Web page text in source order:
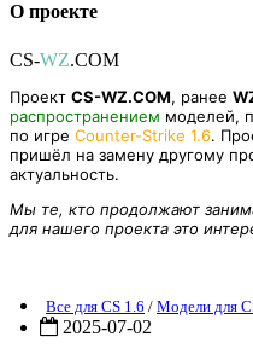
О проекте
CS-WZ.COM
Проект CS-WZ.COM, ранее
распространением моделей,
по игре Counter-Strike 1.6.
пришёл на замену другому
актуальность.
Мы те, кто продолжают
для нашего проекта это
Все для CS 1.6 / Модели для
2025-07-02